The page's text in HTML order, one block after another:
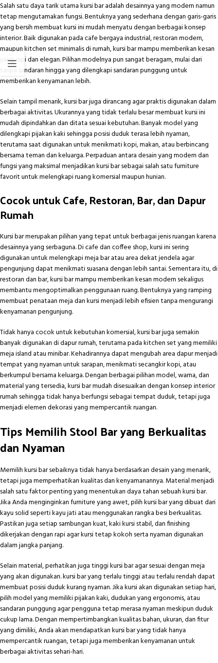
Salah satu daya tarik utama kursi bar adalah desainnya yang modern namun
tetap mengutamakan fungsi. Bentuknya yang sederhana dengan garis-garis
yang bersih membuat kursi ini mudah menyatu dengan berbagai konsep
interior. Baik digunakan pada cafe bergaya industrial, restoran modern,
maupun kitchen set minimalis di rumah, kursi bar mampu memberikan kesan
yang rapi dan elegan. Pilihan modelnya pun sangat beragam, mulai dari
tanpa sandaran hingga yang dilengkapi sandaran punggung untuk
memberikan kenyamanan lebih.
Selain tampil menarik, kursi bar juga dirancang agar praktis digunakan dalam
berbagai aktivitas. Ukurannya yang tidak terlalu besar membuat kursi ini
mudah dipindahkan dan ditata sesuai kebutuhan. Banyak model yang
dilengkapi pijakan kaki sehingga posisi duduk terasa lebih nyaman,
terutama saat digunakan untuk menikmati kopi, makan, atau berbincang
bersama teman dan keluarga. Perpaduan antara desain yang modern dan
fungsi yang maksimal menjadikan kursi bar sebagai salah satu furniture
favorit untuk melengkapi ruang komersial maupun hunian.
Cocok untuk Cafe, Restoran, Bar, dan Dapur
Rumah
Kursi bar merupakan pilihan yang tepat untuk berbagai jenis ruangan karena
desainnya yang serbaguna. Di cafe dan coffee shop, kursi ini sering
digunakan untuk melengkapi meja bar atau area dekat jendela agar
pengunjung dapat menikmati suasana dengan lebih santai. Sementara itu, di
restoran dan bar, kursi bar mampu memberikan kesan modern sekaligus
membantu mengoptimalkan penggunaan ruang. Bentuknya yang ramping
membuat penataan meja dan kursi menjadi lebih efisien tanpa mengurangi
kenyamanan pengunjung.
Tidak hanya cocok untuk kebutuhan komersial, kursi bar juga semakin
banyak digunakan di dapur rumah, terutama pada kitchen set yang memiliki
meja island atau minibar. Kehadirannya dapat mengubah area dapur menjadi
tempat yang nyaman untuk sarapan, menikmati secangkir kopi, atau
berkumpul bersama keluarga. Dengan berbagai pilihan model, warna, dan
material yang tersedia, kursi bar mudah disesuaikan dengan konsep interior
rumah sehingga tidak hanya berfungsi sebagai tempat duduk, tetapi juga
menjadi elemen dekorasi yang mempercantik ruangan.
Tips Memilih Stool Bar yang Berkualitas
dan Nyaman
Memilih kursi bar sebaiknya tidak hanya berdasarkan desain yang menarik,
tetapi juga memperhatikan kualitas dan kenyamanannya. Material menjadi
salah satu faktor penting yang menentukan daya tahan sebuah kursi bar.
Jika Anda menginginkan furniture yang awet, pilih kursi bar yang dibuat dari
kayu solid seperti kayu jati atau menggunakan rangka besi berkualitas.
Pastikan juga setiap sambungan kuat, kaki kursi stabil, dan finishing
dikerjakan dengan rapi agar kursi tetap kokoh serta nyaman digunakan
dalam jangka panjang.
Selain material, perhatikan juga tinggi kursi bar agar sesuai dengan meja
yang akan digunakan. kursi bar yang terlalu tinggi atau terlalu rendah dapat
membuat posisi duduk kurang nyaman. Jika kursi akan digunakan setiap hari,
pilih model yang memiliki pijakan kaki, dudukan yang ergonomis, atau
sandaran punggung agar pengguna tetap merasa nyaman meskipun duduk
cukup lama. Dengan mempertimbangkan kualitas bahan, ukuran, dan fitur
yang dimiliki, Anda akan mendapatkan kursi bar yang tidak hanya
mempercantik ruangan, tetapi juga memberikan kenyamanan untuk
berbagai aktivitas sehari-hari.